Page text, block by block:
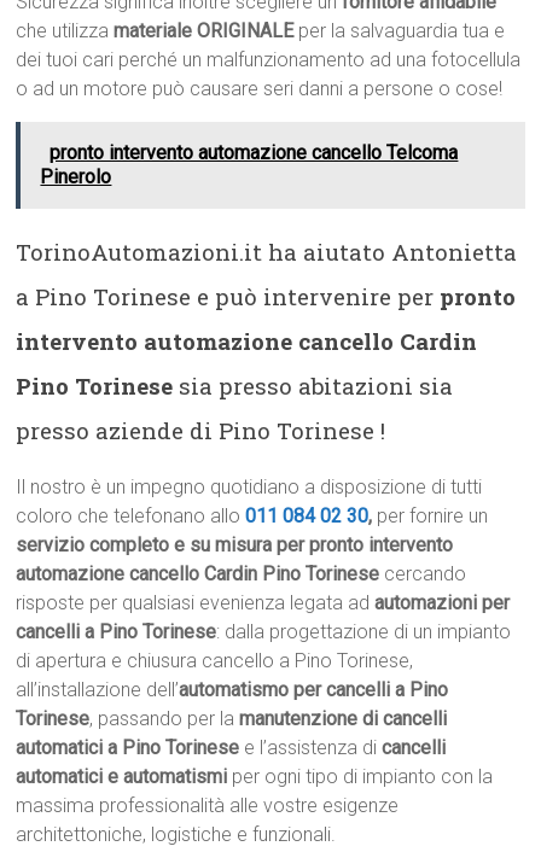
che utilizza materiale ORIGINALEper la salvaguardia tua e
dei tuoi cari perché un malfunzionamento ad una fotocellula
o ad un motore può causare seri danni a persone o cose!
pronto intervento automazione cancello Telcoma
Pinerolo
TorinoAutomazioni.it ha aiutato Antonietta
a Pino Torinese e può intervenire per pronto
intervento automazione cancello Cardin
Pino Torinese sia presso abitazioni sia
presso aziende di Pino Torinese !
Il nostro è un impegno quotidiano a disposizione di tutti
coloro che telefonano allo011 084 02 30, per fornire un
servizio completo e su misura per pronto intervento
automazione cancello Cardin Pino Torinese cercando
risposte per qualsiasi evenienza legata adautomazioni per
cancelli a Pino Torinese: dalla progettazione di un impianto
di apertura e chiusura cancello a Pino Torinese,
all’installazione dell’automatismo per cancelli a Pino
Torinese, passando per lamanutenzione di cancelli
automatici a Pino Torinese e l’assistenza dicancelli
automatici e automatismi per ogni tipo di impianto con la
massima professionalità alle vostre esigenze
architettoniche, logistiche e funzionali.